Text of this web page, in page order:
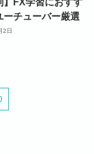
ーチューバー厳選
2日